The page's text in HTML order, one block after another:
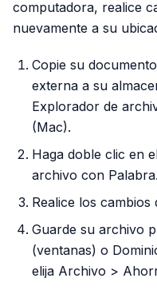
computadora, realice
nuevamente a su
Copie su
externa a su
Explorador de
(Mac).
Haga doble clic en
archivo con Palabra.
Realice los
Guarde su archivo
(ventanas) o
elija Archivo >